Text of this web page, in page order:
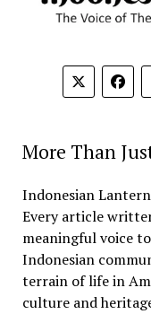
More Than
Indonesian
Every article
meaningful voice
Indonesian
terrain of life in
culture and